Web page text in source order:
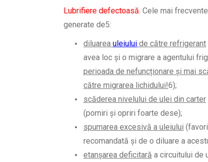
Lubrifiere defectoasă. Cele mai
generate de5:
diluarea uleiului de către refrigerant
avea loc și o migrare a agentului
perioada de nefuncționare și mai
către migrarea lichidului!6);
scăderea nivelului de ulei din carter
(porniri și opriri foarte dese);
spumarea excesivă a uleiului
recomandată și de o diluare a
etanșarea deficitară a circuitului de